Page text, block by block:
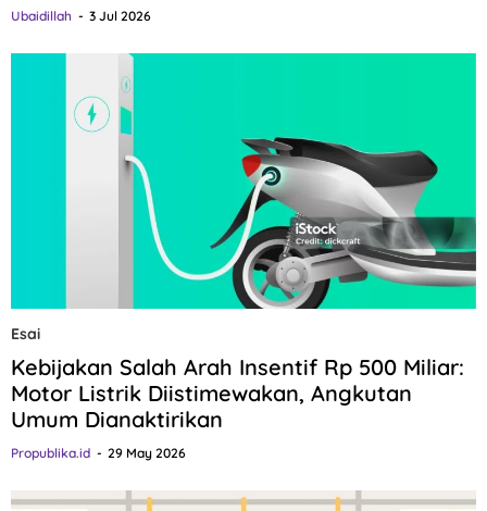
Ubaidillah 3 Jul 2026
Esai
Kebijakan Salah Arah Insentif Rp 500 Miliar:
Motor Listrik Diistimewakan, Angkutan
Umum Dianaktirikan
Propublika.id 29 May 2026